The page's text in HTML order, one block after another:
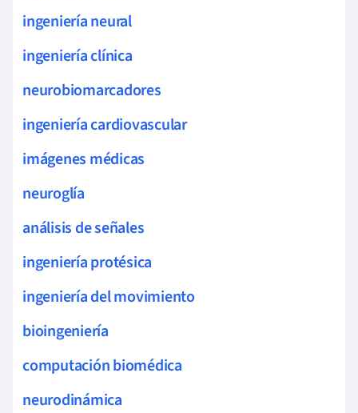
ingeniería neural
ingeniería clínica
neurobiomarcadores
ingeniería cardiovascular
imágenes médicas
neuroglía
análisis de señales
ingeniería protésica
ingeniería del movimiento
bioingeniería
computación biomédica
neurodinámica